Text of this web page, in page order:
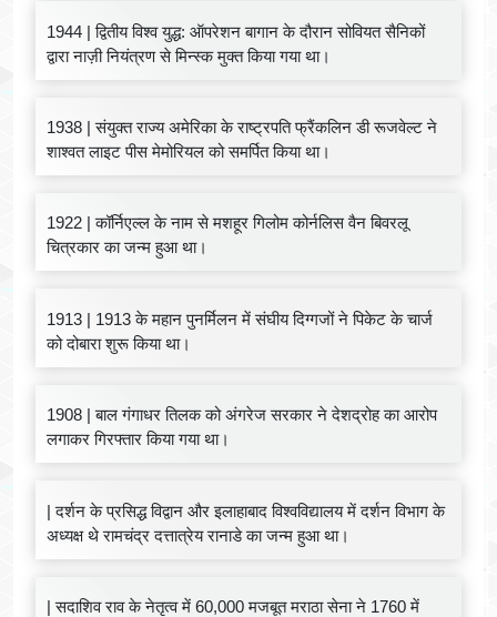
1944 | द्वितीय विश्व युद्ध: ऑपरेशन बागान के दौरान सोवियत सैनिकों
द्वारा नाज़ी नियंत्रण से मिन्स्क मुक्त किया गया था।
1938 | संयुक्त राज्य अमेरिका के राष्ट्रपति फ्रैंकलिन डी रूजवेल्ट ने
शाश्वत लाइट पीस मेमोरियल को समर्पित किया था।
1922 | कॉर्निएल्ल के नाम से मशहूर गिलोम कोर्नलिस वैन बिवरलू
चित्रकार का जन्म हुआ था।
1913 | 1913 के महान पुनर्मिलन में संघीय दिग्गजों ने पिकेट के चार्ज
को दोबारा शुरू किया था।
1908 | बाल गंगाधर तिलक को अंगरेज सरकार ने देशद्रोह का आरोप
लगाकर गिरफ्तार किया गया था।
| दर्शन के प्रसिद्ध विद्वान और इलाहाबाद विश्वविद्यालय में दर्शन विभाग के
अध्यक्ष थे रामचंद्र दत्तात्रेय रानाडे का जन्म हुआ था।
| सदाशिव राव के नेतृत्व में 60,000 मजबूत मराठा सेना ने 1760 में